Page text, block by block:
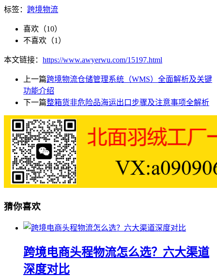
标签： 跨境物流
喜欢（10）
不喜欢（1）
本文链接： https://www.awyerwu.com/15197.html
上一篇跨境物流仓储管理系统（WMS）全面解析及关键
功能介绍
下一篇整箱货非危险品海运出口步骤及注意事项全解析
猜你喜欢
跨境电商头程物流怎么选？六大渠道
深度对比